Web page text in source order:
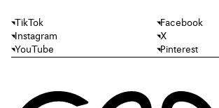
TikTok
Facebook
Instagram
X
YouTube
Pinterest